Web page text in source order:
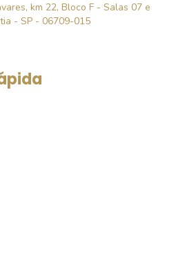
km 22, Bloco F - Salas 07 e
- SP - 06709-015